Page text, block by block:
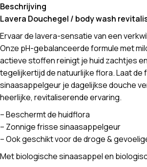
Beschrijving
Lavera Douchegel / body wash
Ervaar de lavera-sensatie van een
Onze pH-gebalanceerde formule met
actieve stoffen reinigt je huid zachtjes
tegelijkertijd de natuurlijke flora. Laat de
sinaasappelgeur je dagelijkse douche
heerlijke, revitaliserende ervaring.
– Beschermt de huidflora
– Zonnige frisse sinaasappelgeur
– Ook geschikt voor de droge &
Met biologische sinaasappel en